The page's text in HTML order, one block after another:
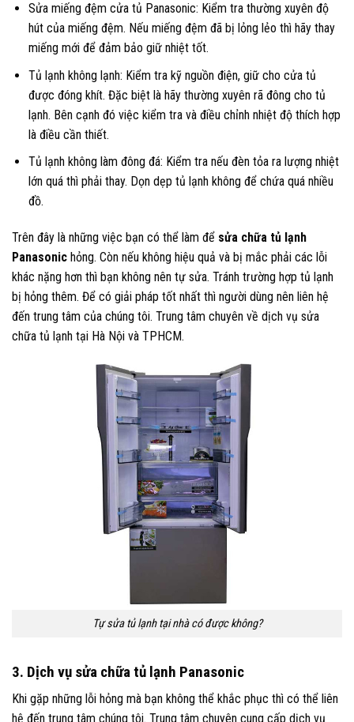
Sửa miếng đệm cửa tủ Panasonic: Kiểm tra thường xuyên độ
hút của miếng đệm. Nếu miếng đệm đã bị lỏng lẻo thì hãy thay
miếng mới để đảm bảo giữ nhiệt tốt.
Tủ lạnh không lạnh: Kiểm tra kỹ nguồn điện, giữ cho cửa tủ
được đóng khít. Đặc biệt là hãy thường xuyên rã đông cho tủ
lạnh. Bên cạnh đó việc kiểm tra và điều chỉnh nhiệt độ thích hợp
là điều cần thiết.
Tủ lạnh không làm đông đá: Kiểm tra nếu đèn tỏa ra lượng nhiệt
lớn quá thì phải thay. Dọn dẹp tủ lạnh không để chứa quá nhiều
đồ.
Trên đây là những việc bạn có thể làm để sửa chữa tủ lạnh
Panasonic hỏng. Còn nếu không hiệu quả và bị mắc phải các lỗi
khác nặng hơn thì bạn không nên tự sửa. Tránh trường hợp tủ lạnh
bị hỏng thêm. Để có giải pháp tốt nhất thì người dùng nên liên hệ
đến trung tâm của chúng tôi. Trung tâm chuyên về dịch vụ sửa
chữa tủ lạnh tại Hà Nội và TPHCM.
Tự sửa tủ lạnh tại nhà có được không?
3. Dịch vụ sửa chữa tủ lạnh Panasonic
Khi gặp những lỗi hỏng mà bạn không thể khắc phục thì có thể liên
hệ đến trung tâm chúng tôi. Trung tâm chuyên cung cấp dịch vụ